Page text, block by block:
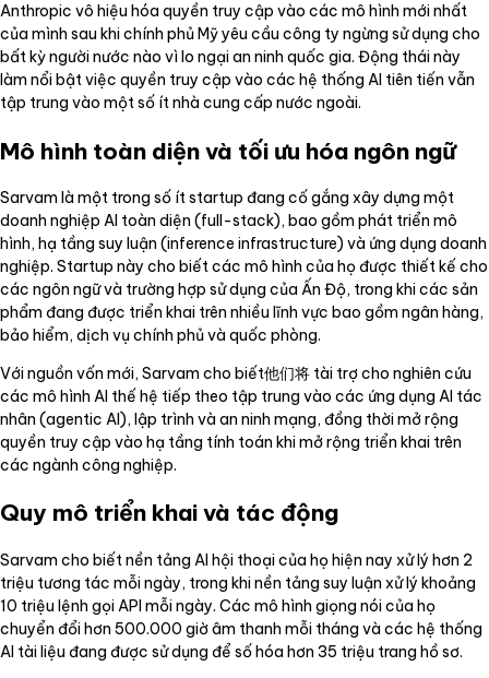
Anthropic vô hiệu hóa quyền truy cập vào các mô hình mới nhất
của mình sau khi chính phủ Mỹ yêu cầu công ty ngừng sử dụng cho
bất kỳ người nước nào vì lo ngại an ninh quốc gia. Động thái này
làm nổi bật việc quyền truy cập vào các hệ thống AI tiên tiến vẫn
tập trung vào một số ít nhà cung cấp nước ngoài.
Mô hình toàn diện và tối ưu hóa ngôn ngữ
Sarvam là một trong số ít startup đang cố gắng xây dựng một
doanh nghiệp AI toàn diện (full-stack), bao gồm phát triển mô
hình, hạ tầng suy luận (inference infrastructure) và ứng dụng doanh
nghiệp. Startup này cho biết các mô hình của họ được thiết kế cho
các ngôn ngữ và trường hợp sử dụng của Ấn Độ, trong khi các sản
phẩm đang được triển khai trên nhiều lĩnh vực bao gồm ngân hàng,
bảo hiểm, dịch vụ chính phủ và quốc phòng.
Với nguồn vốn mới, Sarvam cho biết他们将 tài trợ cho nghiên cứu
các mô hình AI thế hệ tiếp theo tập trung vào các ứng dụng AI tác
nhân (agentic AI), lập trình và an ninh mạng, đồng thời mở rộng
quyền truy cập vào hạ tầng tính toán khi mở rộng triển khai trên
các ngành công nghiệp.
Quy mô triển khai và tác động
Sarvam cho biết nền tảng AI hội thoại của họ hiện nay xử lý hơn 2
triệu tương tác mỗi ngày, trong khi nền tảng suy luận xử lý khoảng
10 triệu lệnh gọi API mỗi ngày. Các mô hình giọng nói của họ
chuyển đổi hơn 500.000 giờ âm thanh mỗi tháng và các hệ thống
AI tài liệu đang được sử dụng để số hóa hơn 35 triệu trang hồ sơ.